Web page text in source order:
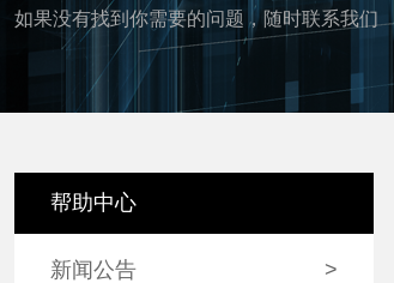
如果没有找到你需要的问题，随时联系我们
帮助中心
>
新闻公告